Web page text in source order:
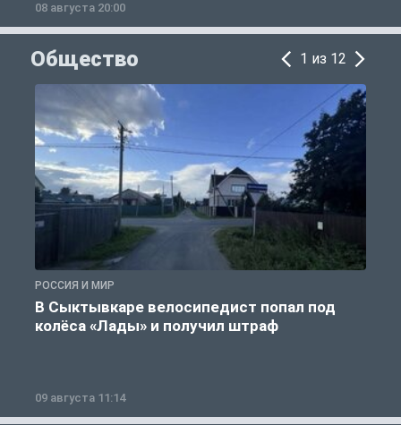
08 августа 20:00
Общество 1 из 12
РОССИЯ И МИР
В Сыктывкаре велосипедист попал под
колёса «Лады» и получил штраф
09 августа 11:14